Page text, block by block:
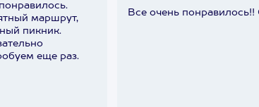
маршрут,
пикник.
еще раз.
Все очень